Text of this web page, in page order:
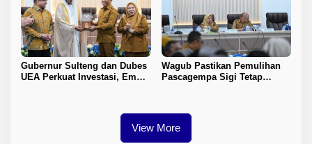
Gubernur Sulteng dan Dubes
UEA Perkuat Investasi, Empat
Wagub Pastikan Pemulihan
Pascagempa Sigi Tetap
View More